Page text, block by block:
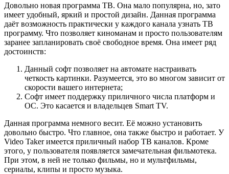
Довольно новая программа ТВ. Она мало популярна, но, зато
имеет удобный, яркий и простой дизайн. Данная программа
даёт возможность практически у каждого канала узнать ТВ
программу. Что позволяет киноманам и просто пользователям
заранее запланировать своё свободное время. Она имеет ряд
достоинств:
Данный софт позволяет на автомате настраивать
четкость картинки. Разумеется, это во многом зависит от
скорости вашего интернета;
Софт имеет поддержку приличного числа платформ и
ОС. Это касается и владельцев Smart TV.
Данная программа немного весит. Её можно установить
довольно быстро. Что главное, она также быстро и работает. У
Video Taker имеется приличный набор ТВ каналов. Кроме
этого, у пользователя появляется замечательная фильмотека.
При этом, в ней не только фильмы, но и мультфильмы,
сериалы, клипы и просто музыка.